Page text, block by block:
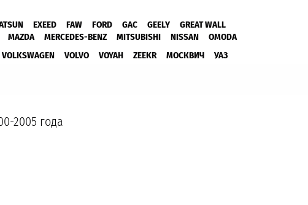
EXEED FAW FORD GAC GEELY
GREAT WALL
MAZDA MERCEDES-BENZ MITSUBISHI NISSAN
OMODA
VOLKSWAGEN VOLVO VOYAH ZEEKR МОСКВИЧ УАЗ
2005 года